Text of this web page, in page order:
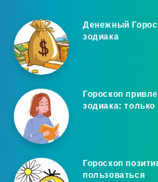
Денежный
зодиака
Гороскоп
зодиака:
Гороскоп
пользоваться